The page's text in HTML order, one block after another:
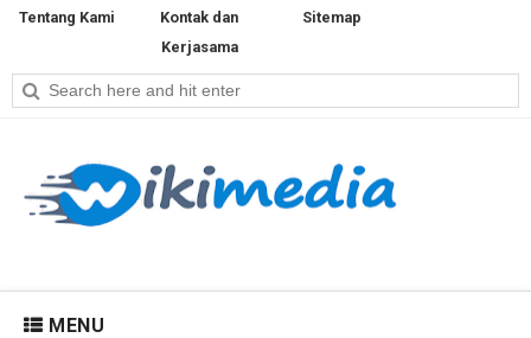
Tentang Kami
Kontak dan
Kerjasama
Sitemap
MENU